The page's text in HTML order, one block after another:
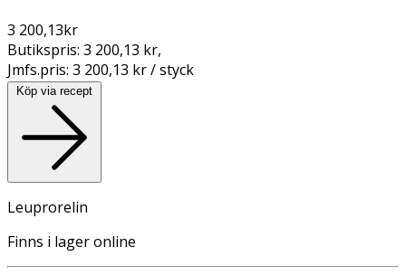
3 200,13kr
Butikspris: 3 200,13 kr,
Jmfs.pris: 3 200,13 kr / styck
Köp via recept
Leuprorelin
Finns i lager online